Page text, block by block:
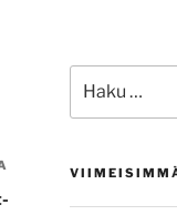
Seuraava